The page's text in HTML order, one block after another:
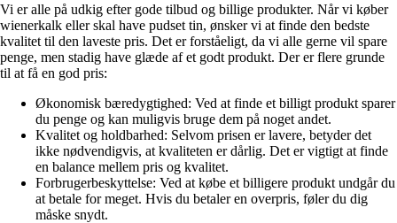
Vi er alle på udkig efter gode tilbud og billige produkter. Når vi køber
wienerkalk eller skal have pudset tin, ønsker vi at finde den bedste
kvalitet til den laveste pris. Det er forståeligt, da vi alle gerne vil spare
penge, men stadig have glæde af et godt produkt. Der er flere grunde
til at få en god pris:
Økonomisk bæredygtighed: Ved at finde et billigt produkt sparer
du penge og kan muligvis bruge dem på noget andet.
Kvalitet og holdbarhed: Selvom prisen er lavere, betyder det
ikke nødvendigvis, at kvaliteten er dårlig. Det er vigtigt at finde
en balance mellem pris og kvalitet.
Forbrugerbeskyttelse: Ved at købe et billigere produkt undgår du
at betale for meget. Hvis du betaler en overpris, føler du dig
måske snydt.